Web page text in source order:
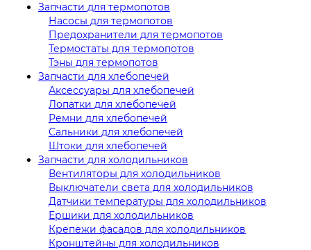
Запчасти для термопотов
Насосы для термопотов
Предохранители для термопотов
Термостаты для термопотов
Тэны для термопотов
Запчасти для хлебопечей
Аксессуары для хлебопечей
Лопатки для хлебопечей
Ремни для хлебопечей
Сальники для хлебопечей
Штоки для хлебопечей
Запчасти для холодильников
Вентиляторы для холодильников
Выключатели света для холодильников
Датчики температуры для холодильников
Ершики для холодильников
Крепежи фасадов для холодильников
Кронштейны для холодильников